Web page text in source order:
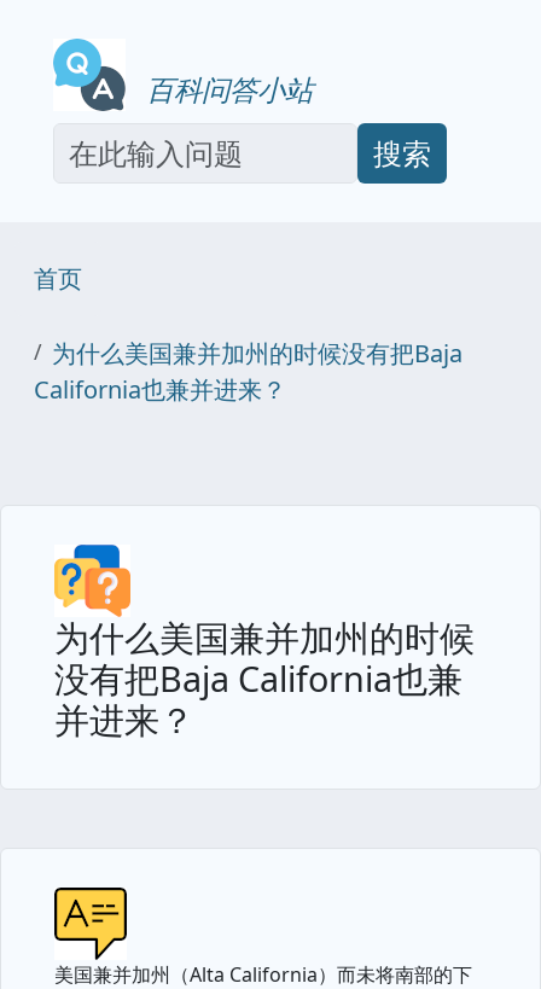
百科问答小站
搜索
首页
为什么美国兼并加州的时候没有把Baja
California也兼并进来？
为什么美国兼并加州的时候
没有把Baja California也兼
并进来？
美国兼并加州（Alta California）而未将南部的下